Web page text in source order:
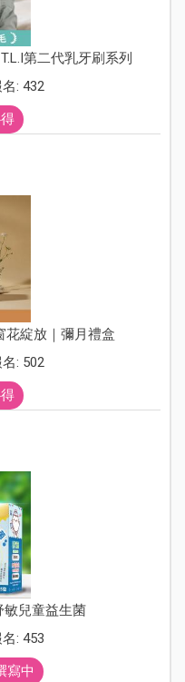
第二代乳牙刷系列
: 432
花綻放｜彌月禮盒
: 502
敏兒童益生菌
: 453
寫中